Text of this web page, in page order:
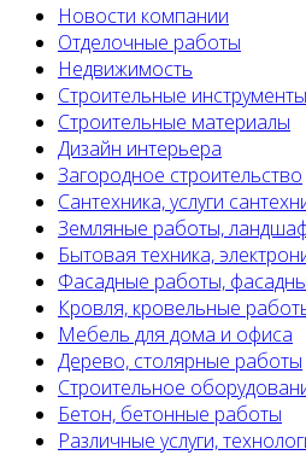
Новости компании
Отделочные работы
Недвижимость
Строительные инструменты
Строительные материалы
Дизайн интерьера
Загородное строительство
Сантехника, услуги
Земляные работы,
Бытовая техника,
Фасадные работы,
Кровля, кровельные
Мебель для дома и офиса
Дерево, столярные работы
Строительное
Бетон, бетонные работы
Различные услуги,